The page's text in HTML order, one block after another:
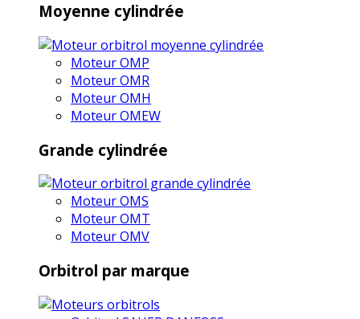
Moyenne cylindrée
Moteur OMP
Moteur OMR
Moteur OMH
Moteur OMEW
Grande cylindrée
Moteur OMS
Moteur OMT
Moteur OMV
Orbitrol par marque